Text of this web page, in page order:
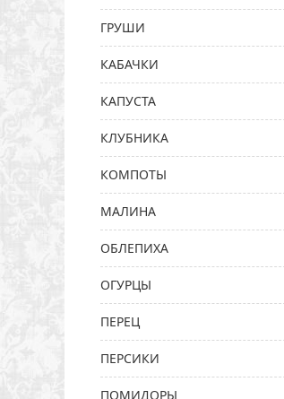
ГРУШИ
КАБАЧКИ
КАПУСТА
КЛУБНИКА
КОМПОТЫ
МАЛИНА
ОБЛЕПИХА
ОГУРЦЫ
ПЕРЕЦ
ПЕРСИКИ
ПОМИДОРЫ